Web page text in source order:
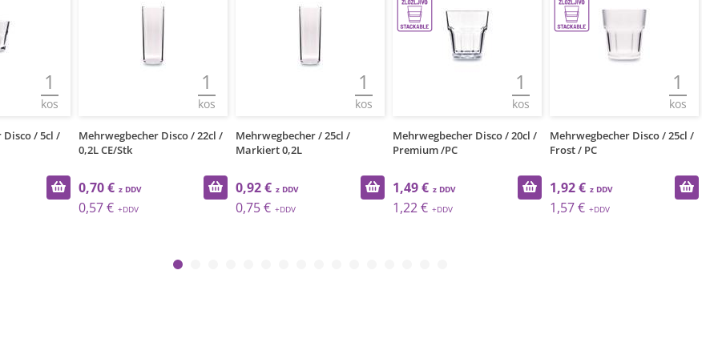
1
kos
Disco / 5cl /
1
kos
Mehrwegbecher Disco / 22cl /
0,2L CE/Stk
0,70 €
0,57 €
1
kos
Mehrwegbecher / 25cl /
Markiert 0,2L
0,92 €
0,75 €
1
kos
Mehrwegbecher Disco / 20cl /
Premium /PC
1,49 €
1,22 €
1
kos
Mehrwegbecher Disco / 25cl /
Frost / PC
1,92 €
1,57 €